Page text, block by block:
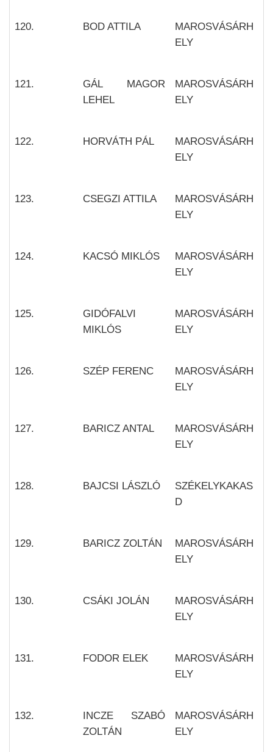
120. BOD ATTILA
MAROSVÁSÁRH
ELY
121.
GÁL MAGOR
LEHEL
MAROSVÁSÁRH
ELY
122. HORVÁTH PÁL
MAROSVÁSÁRH
ELY
123. CSEGZI ATTILA
MAROSVÁSÁRH
ELY
124. KACSÓ MIKLÓS
MAROSVÁSÁRH
ELY
125.
GIDÓFALVI
MIKLÓS
MAROSVÁSÁRH
ELY
126. SZÉP FERENC
MAROSVÁSÁRH
ELY
127. BARICZ ANTAL
MAROSVÁSÁRH
ELY
128. BAJCSI LÁSZLÓ
SZÉKELYKAKAS
D
129. BARICZ ZOLTÁN
MAROSVÁSÁRH
ELY
130. CSÁKI JOLÁN
MAROSVÁSÁRH
ELY
131. FODOR ELEK
MAROSVÁSÁRH
ELY
132.
INCZE SZABÓ
ZOLTÁN
MAROSVÁSÁRH
ELY